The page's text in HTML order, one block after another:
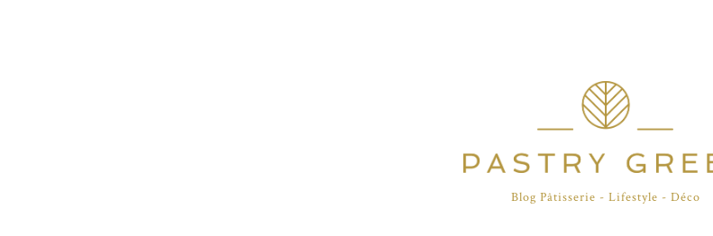
Blog Pâtisserie - Lifestyle - Déco